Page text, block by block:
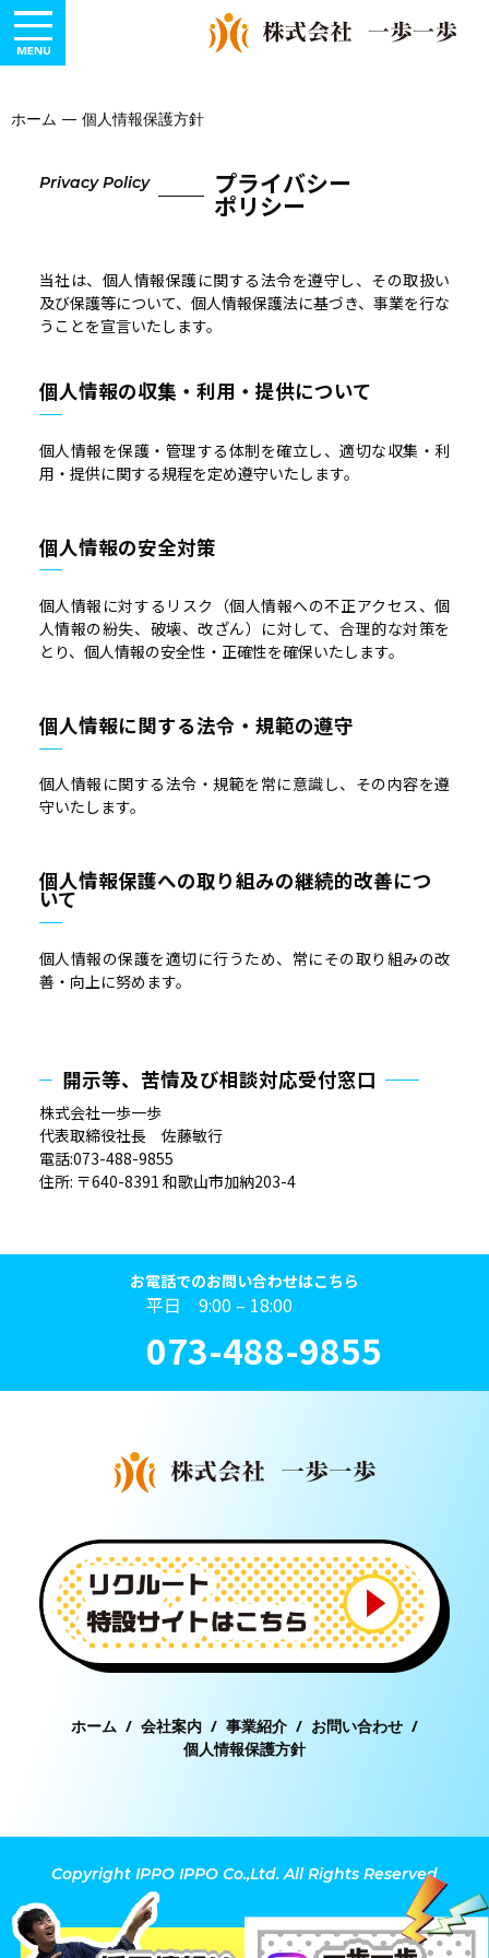
ホーム — 個人情報保護方針
Privacy Policy プライバシー
ポリシー
当社は、個人情報保護に関する法令を遵守し、その取扱い
及び保護等について、個人情報保護法に基づき、事業を行な
うことを宣言いたします。
個人情報の収集・利用・提供について
個人情報を保護・管理する体制を確立し、適切な収集・利
用・提供に関する規程を定め遵守いたします。
個人情報の安全対策​
個人情報に対するリスク（個人情報への不正アクセス、個
人情報の紛失、破壊、改ざん）に対して、合理的な対策を
とり、個人情報の安全性・正確性を確保いたします。
個人情報に関する法令・規範の遵守​
個人情報に関する法令・規範を常に意識し、その内容を遵
守いたします。
個人情報保護への取り組みの継続的改善につ
いて
個人情報の保護を適切に行うため、常にその取り組みの改
善・向上に努めます。
開示等、苦情及び相談対応受付窓口
株式会社一歩一歩
代表取締役社長 佐藤敏行
電話:073-488-9855
住所: 〒640-8391 和歌山市加納203-4
お電話でのお問い合わせはこちら
平日 9:00 – 18:00
073-488-9855
ホーム / 会社案内 / 事業紹介 / お問い合わせ /
個人情報保護方針
Copyright IPPO IPPO Co.,Ltd. All Rights Reserved